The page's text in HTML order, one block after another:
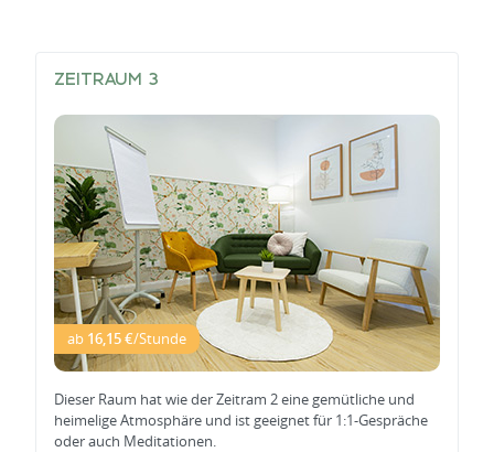
ZEITRAUM 3
ab 16,15 €/Stunde
Dieser Raum hat wie der Zeitram 2 eine gemütliche und
heimelige Atmosphäre und ist geeignet für 1:1-Gespräche
oder auch Meditationen.